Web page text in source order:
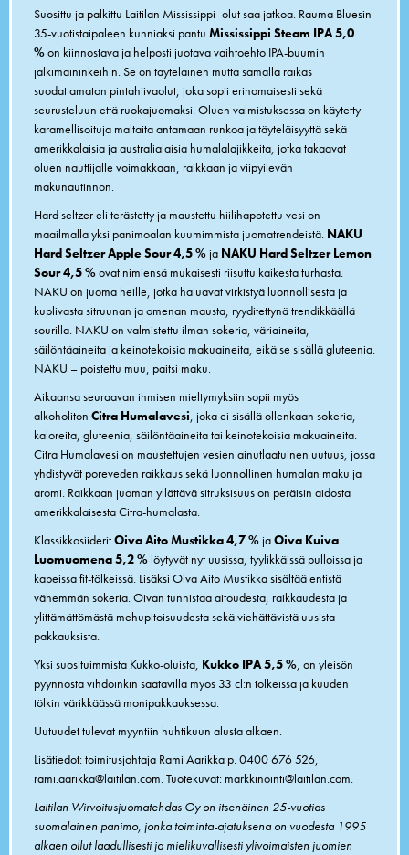
Suosittu ja palkittu Laitilan Mississippi -olut saa jatkoa. Rauma Bluesin
35-vuotistaipaleen kunniaksi pantu Mississippi Steam IPA 5,0
%on kiinnostava ja helposti juotava vaihtoehto IPA-buumin
jälkimaininkeihin. Se on täyteläinen mutta samalla raikas
suodattamaton pintahiivaolut, joka sopii erinomaisesti sekä
seurusteluun että ruokajuomaksi. Oluen valmistuksessa on käytetty
karamellisoituja maltaita antamaan runkoa ja täyteläisyyttä sekä
amerikkalaisia ja australialaisia humalalajikkeita, jotka takaavat
oluen nauttijalle voimakkaan, raikkaan ja viipyilevän
makunautinnon.
Hard seltzer eli terästetty ja maustettu hiilihapotettu vesi on
maailmalla yksi panimoalan kuumimmista juomatrendeistä. NAKU
Hard Seltzer Apple Sour4,5 %ja NAKU Hard Seltzer Lemon
Sour4,5 %ovat nimiensä mukaisesti riisuttu kaikesta turhasta.
NAKU on juoma heille, jotka haluavat virkistyä luonnollisesta ja
kuplivasta sitruunan ja omenan mausta, ryyditettynä trendikkäällä
sourilla. NAKU on valmistettu ilman sokeria, väriaineita,
säilöntäaineita ja keinotekoisia makuaineita, eikä se sisällä gluteenia.
NAKU – poistettu muu, paitsi maku.
Aikaansa seuraavan ihmisen mieltymyksiin sopii myös
alkoholiton Citra Humalavesi, joka ei sisällä ollenkaan sokeria,
kaloreita, gluteenia, säilöntäaineita tai keinotekoisia makuaineita.
Citra Humalavesi on maustettujen vesien ainutlaatuinen uutuus, jossa
yhdistyvät poreveden raikkaus sekä luonnollinen humalan maku ja
aromi. Raikkaan juoman yllättävä sitruksisuus on peräisin aidosta
amerikkalaisesta Citra-humalasta.
KlassikkosiideritOiva Aito Mustikka 4,7 %jaOiva Kuiva
Luomuomena 5,2 % löytyvät nyt uusissa, tyylikkäissä pulloissa ja
kapeissa fit-tölkeissä. Lisäksi Oiva Aito Mustikka sisältää entistä
vähemmän sokeria. Oivan tunnistaa aitoudesta, raikkaudesta ja
ylittämättömästä mehupitoisuudesta sekä viehättävistä uusista
pakkauksista.
Yksi suosituimmista Kukko-oluista, Kukko IPA5,5 %, on yleisön
pyynnöstä vihdoinkin saatavilla myös 33 cl:n tölkeissä ja kuuden
tölkin värikkäässä monipakkauksessa.
Uutuudet tulevat myyntiin huhtikuun alusta alkaen.
Lisätiedot: toimitusjohtaja Rami Aarikka p. 0400 676 526,
rami.aarikka@laitilan.com. Tuotekuvat: markkinointi@laitilan.com.
Laitilan Wirvoitusjuomatehdas Oy on itsenäinen 25-vuotias
suomalainen panimo, jonka toiminta-ajatuksena on vuodesta 1995
alkaen ollut laadullisesti ja mielikuvallisesti ylivoimaisten juomien